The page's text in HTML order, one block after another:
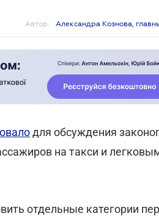
Автор: Александра Кознова,
для обсуждения
на такси и
отдельные категории